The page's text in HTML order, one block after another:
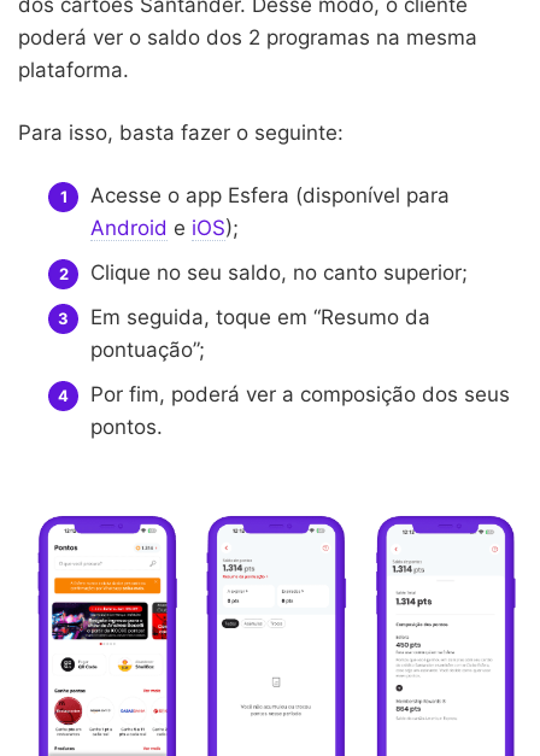
poderá ver o saldo dos 2 programas na mesma
plataforma.
Para isso, basta fazer o seguinte:
Acesse o app Esfera (disponível para
Android e iOS);
Clique no seu saldo, no canto superior;
Em seguida, toque em “Resumo da
pontuação”;
Por fim, poderá ver a composição dos seus
pontos.